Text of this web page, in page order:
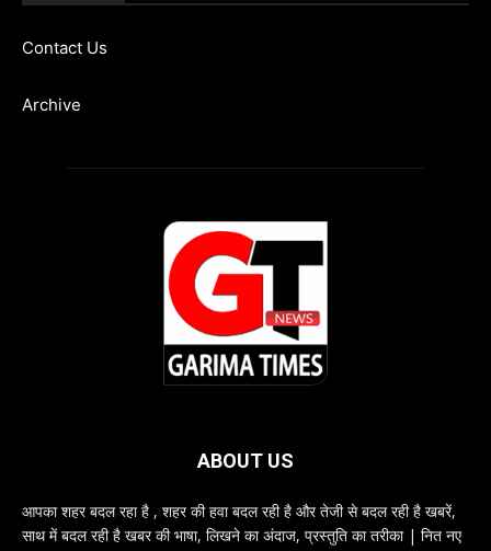
Contact Us
Archive
ABOUT US
आपका शहर बदल रहा है , शहर की हवा बदल रही है और तेजी से बदल रही है खबरें,
साथ में बदल रही है खबर की भाषा, लिखने का अंदाज, प्रस्तुति का तरीका | नित नए